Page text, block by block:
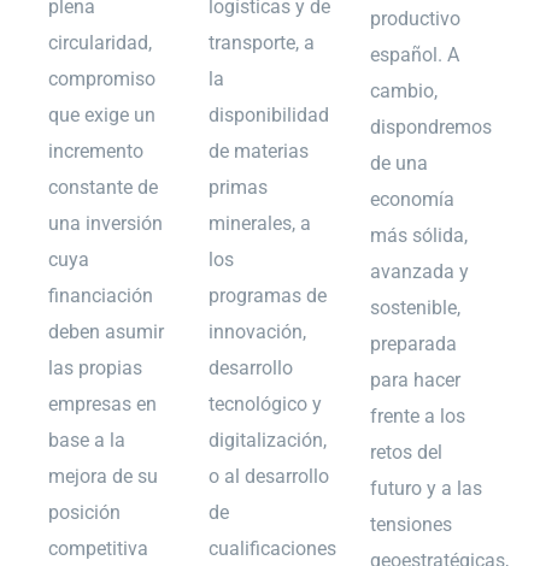
plena
circularidad,
compromiso
que exige un
incremento
constante de
una inversión
cuya
financiación
deben asumir
las propias
empresas en
base a la
mejora de su
posición
competitiva
logísticas y de
transporte, a
la
disponibilidad
de materias
primas
minerales, a
los
programas de
innovación,
desarrollo
tecnológico y
digitalización,
o al desarrollo
de
cualificaciones
productivo
español. A
cambio,
dispondremos
de una
economía
más sólida,
avanzada y
sostenible,
preparada
para hacer
frente a los
retos del
futuro y a las
tensiones
geoestratégicas,